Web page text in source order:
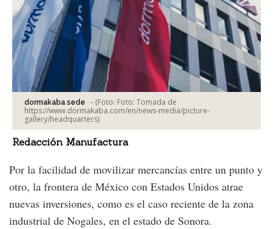
dormakaba sede - (Foto: Foto: Tomada de
https://www.dormakaba.com/en/news-media/picture-
gallery/headquarters)
Redacción Manufactura
Por la facilidad de movilizar mercancías entre un punto y
otro, la frontera de México con Estados Unidos atrae
nuevas inversiones, como es el caso reciente de la zona
industrial de Nogales, en el estado de Sonora.